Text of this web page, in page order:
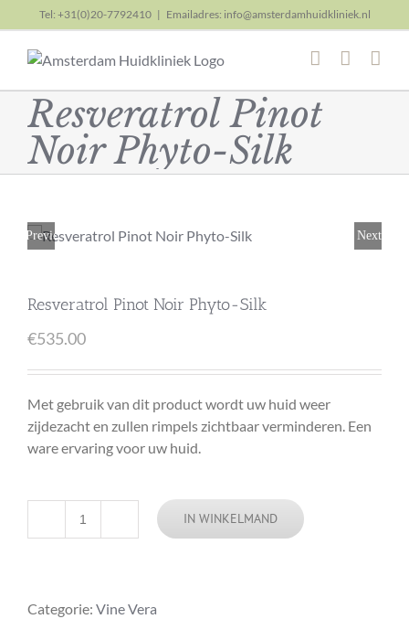
to
content
Tel: +31(0)20-7792410 | Emailadres: info@amsterdamhuidkliniek.nl
Resveratrol Pinot
Noir Phyto-Silk
Previous Next
Resveratrol Pinot Noir Phyto-Silk
€535.00
Met gebruik van dit product wordt uw huid weer
zijdezacht en zullen rimpels zichtbaar verminderen. Een
ware ervaring voor uw huid.
Aantal
IN WINKELMAND
Categorie: Vine Vera